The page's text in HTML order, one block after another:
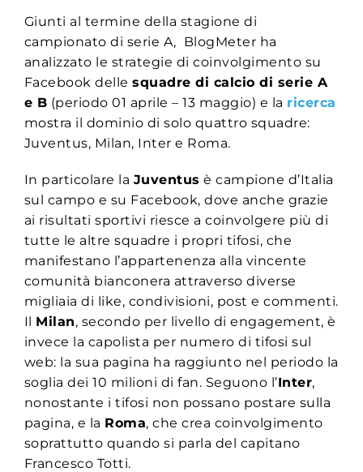
Giunti al termine della stagione di
campionato di serie A, BlogMeter ha
analizzato le strategie di coinvolgimento su
Facebook dellesquadre di calcio di serie A
e B (periodo 01 aprile – 13 maggio) e la ricerca
mostra il dominio di solo quattro squadre:
Juventus, Milan, Inter e Roma.
In particolare la Juventus è campione d’Italia
sul campo e su Facebook, dove anche grazie
ai risultati sportivi riesce a coinvolgere più di
tutte le altre squadre i propri tifosi, che
manifestano l’appartenenza alla vincente
comunità bianconera attraverso diverse
migliaia di like, condivisioni, post e commenti.
Il Milan, secondo per livello di engagement, è
invece la capolista per numero di tifosi sul
web: la sua pagina ha raggiunto nel periodo la
soglia dei 10 milioni di fan. Seguono l’Inter,
nonostante i tifosi non possano postare sulla
pagina, e la Roma, che crea coinvolgimento
soprattutto quando si parla del capitano
Francesco Totti.